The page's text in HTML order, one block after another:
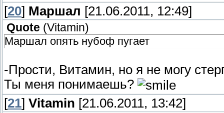
[20] Маршал [21.06.2011, 12:49]
Quote (Vitamin)
Маршал опять нубоф пугает
-Прости, Витамин, но я не могу
Ты меня понимаешь?
[21] Vitamin [21.06.2011, 13:42]